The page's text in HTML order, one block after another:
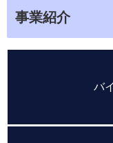
事業紹介
バ